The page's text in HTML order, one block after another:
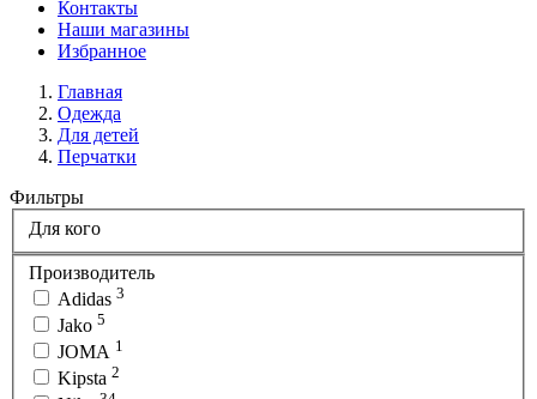
Контакты
Наши магазины
Избранное
Главная
Одежда
Для детей
Перчатки
Фильтры
Для кого
Производитель
Adidas 3
Jako 5
JOMA 1
Kipsta 2